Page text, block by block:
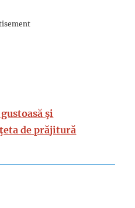
şi
de prăjitură